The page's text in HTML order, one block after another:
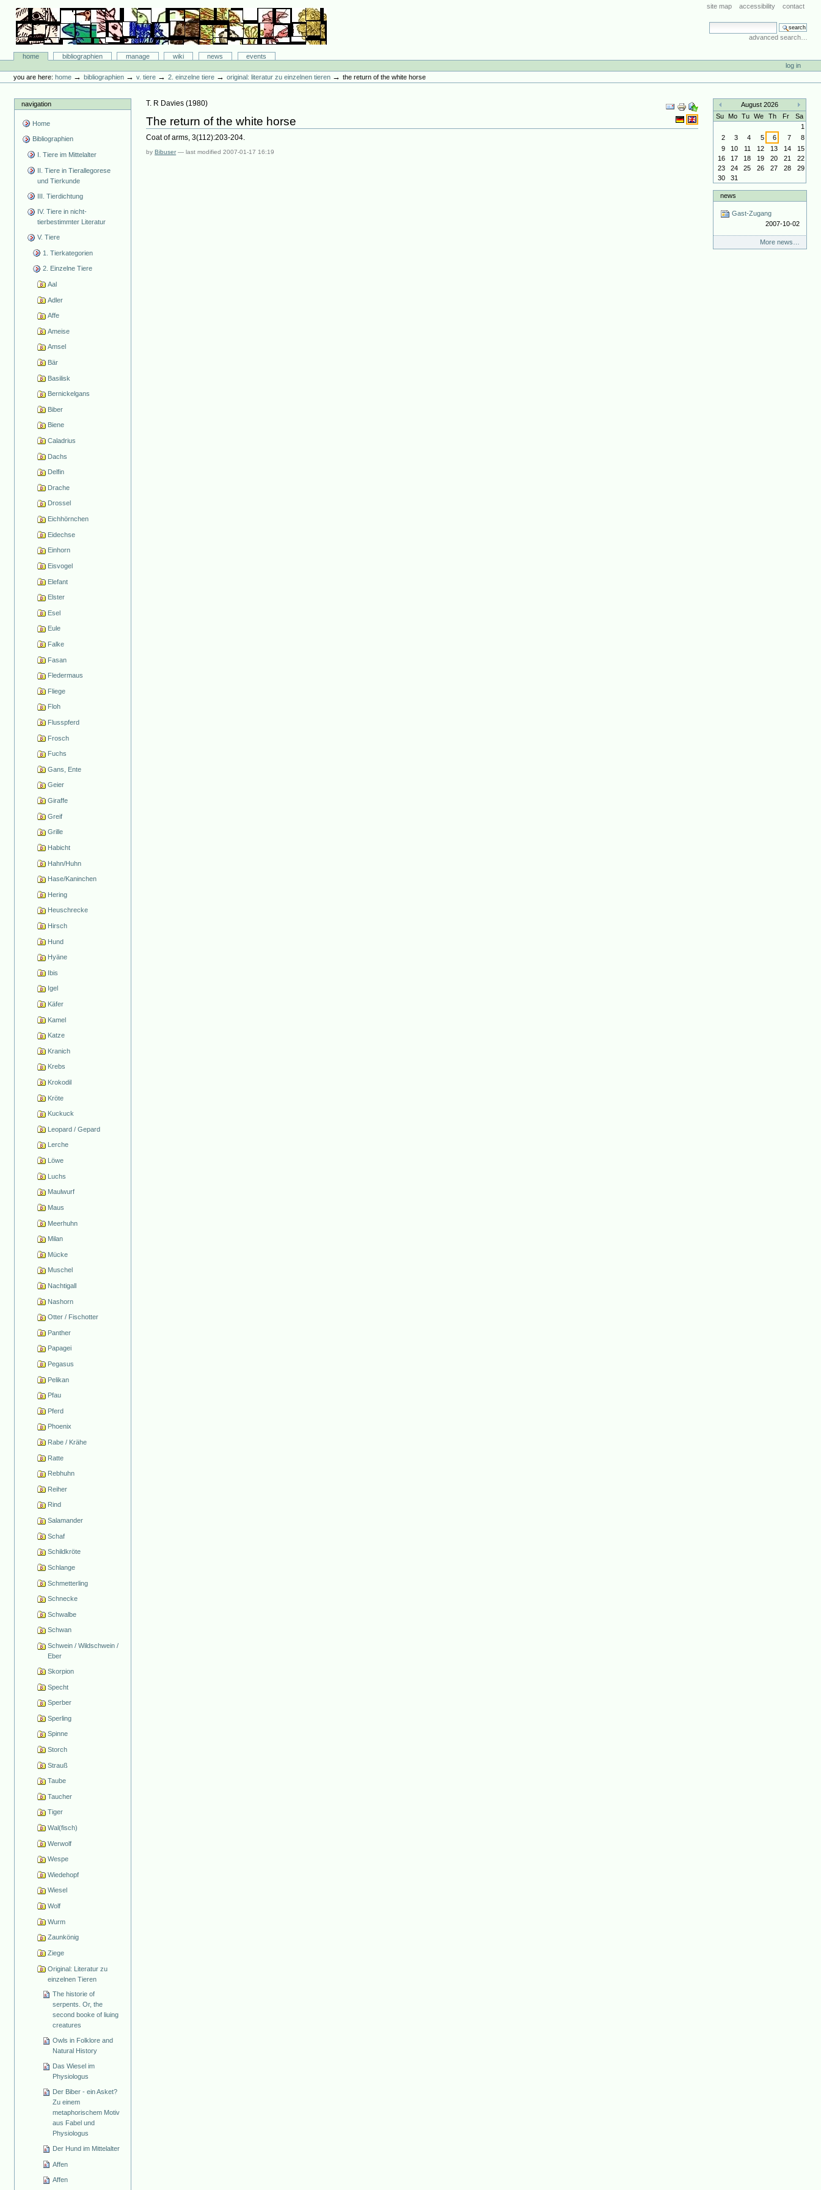
content.
navigation
site map accessibility contact
search site
advanced search…
Bibliographie-Portal
Sectionshome bibliographien manage wiki news
events
tools
log in
you are here: home →bibliographien →v. tiere →2. einzelne tiere →original: literatur zu einzelnen tieren →the return of the white horse
navigation
Home
Bibliographien
I. Tiere im Mittelalter
II. Tiere in Tierallegorese
und Tierkunde
III. Tierdichtung
IV. Tiere in nicht-
tierbestimmter Literatur
V. Tiere
1. Tierkategorien
2. Einzelne Tiere
Aal
Adler
Affe
Ameise
Amsel
Bär
Basilisk
Bernickelgans
Biber
Biene
Caladrius
Dachs
Delfin
Drache
Drossel
Eichhörnchen
Eidechse
Einhorn
Eisvogel
Elefant
Elster
Esel
Eule
Falke
Fasan
Fledermaus
Fliege
Floh
Flusspferd
Frosch
Fuchs
Gans, Ente
Geier
Giraffe
Greif
Grille
Habicht
Hahn/Huhn
Hase/Kaninchen
Hering
Heuschrecke
Hirsch
Hund
Hyäne
Ibis
Igel
Käfer
Kamel
Katze
Kranich
Krebs
Krokodil
Kröte
Kuckuck
Leopard / Gepard
Lerche
Löwe
Luchs
Maulwurf
Maus
Meerhuhn
Milan
Mücke
Muschel
Nachtigall
Nashorn
Otter / Fischotter
Panther
Papagei
Pegasus
Pelikan
Pfau
Pferd
Phoenix
Rabe / Krähe
Ratte
Rebhuhn
Reiher
Rind
Salamander
Schaf
Schildkröte
Schlange
Schmetterling
Schnecke
Schwalbe
Schwan
Schwein / Wildschwein /
Eber
Skorpion
Specht
Sperber
Sperling
Spinne
Storch
Strauß
Taube
Taucher
Tiger
Wal(fisch)
Werwolf
Wespe
Wiedehopf
Wiesel
Wolf
Wurm
Zaunkönig
Ziege
Original: Literatur zu
einzelnen Tieren
The historie of
serpents. Or, the
second booke of liuing
creatures
Owls in Folklore and
Natural History
Das Wiesel im
Physiologus
Der Biber - ein Asket?
Zu einem
metaphorischem Motiv
aus Fabel und
Physiologus
Der Hund im Mittelalter
Affen
Affen
Document
Actions
T. R Davies (1980)
The return of the white horse
Coat of arms, 3(112):203-204.
byBibuser —last modified2007-01-17 16:19
«
August 2026
»
Su Mo Tu We Th Fr
Sa
1
2
3 4 5 6 7
8
9
10 11 12 13 14
15
16
17 18 19 20 21
22
23
24 25 26 27 28
29
30
31
news
Gast-Zugang
2007-10-02
More news…